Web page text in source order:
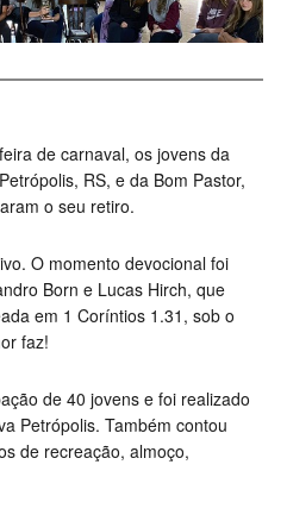
de carnaval, os jovens da
RS, e da Bom Pastor,
o seu retiro.
O momento devocional foi
Born e Lucas Hirch, que
em 1 Coríntios 1.31, sob o
faz!
de 40 jovens e foi realizado
Petrópolis. Também contou
de recreação, almoço,